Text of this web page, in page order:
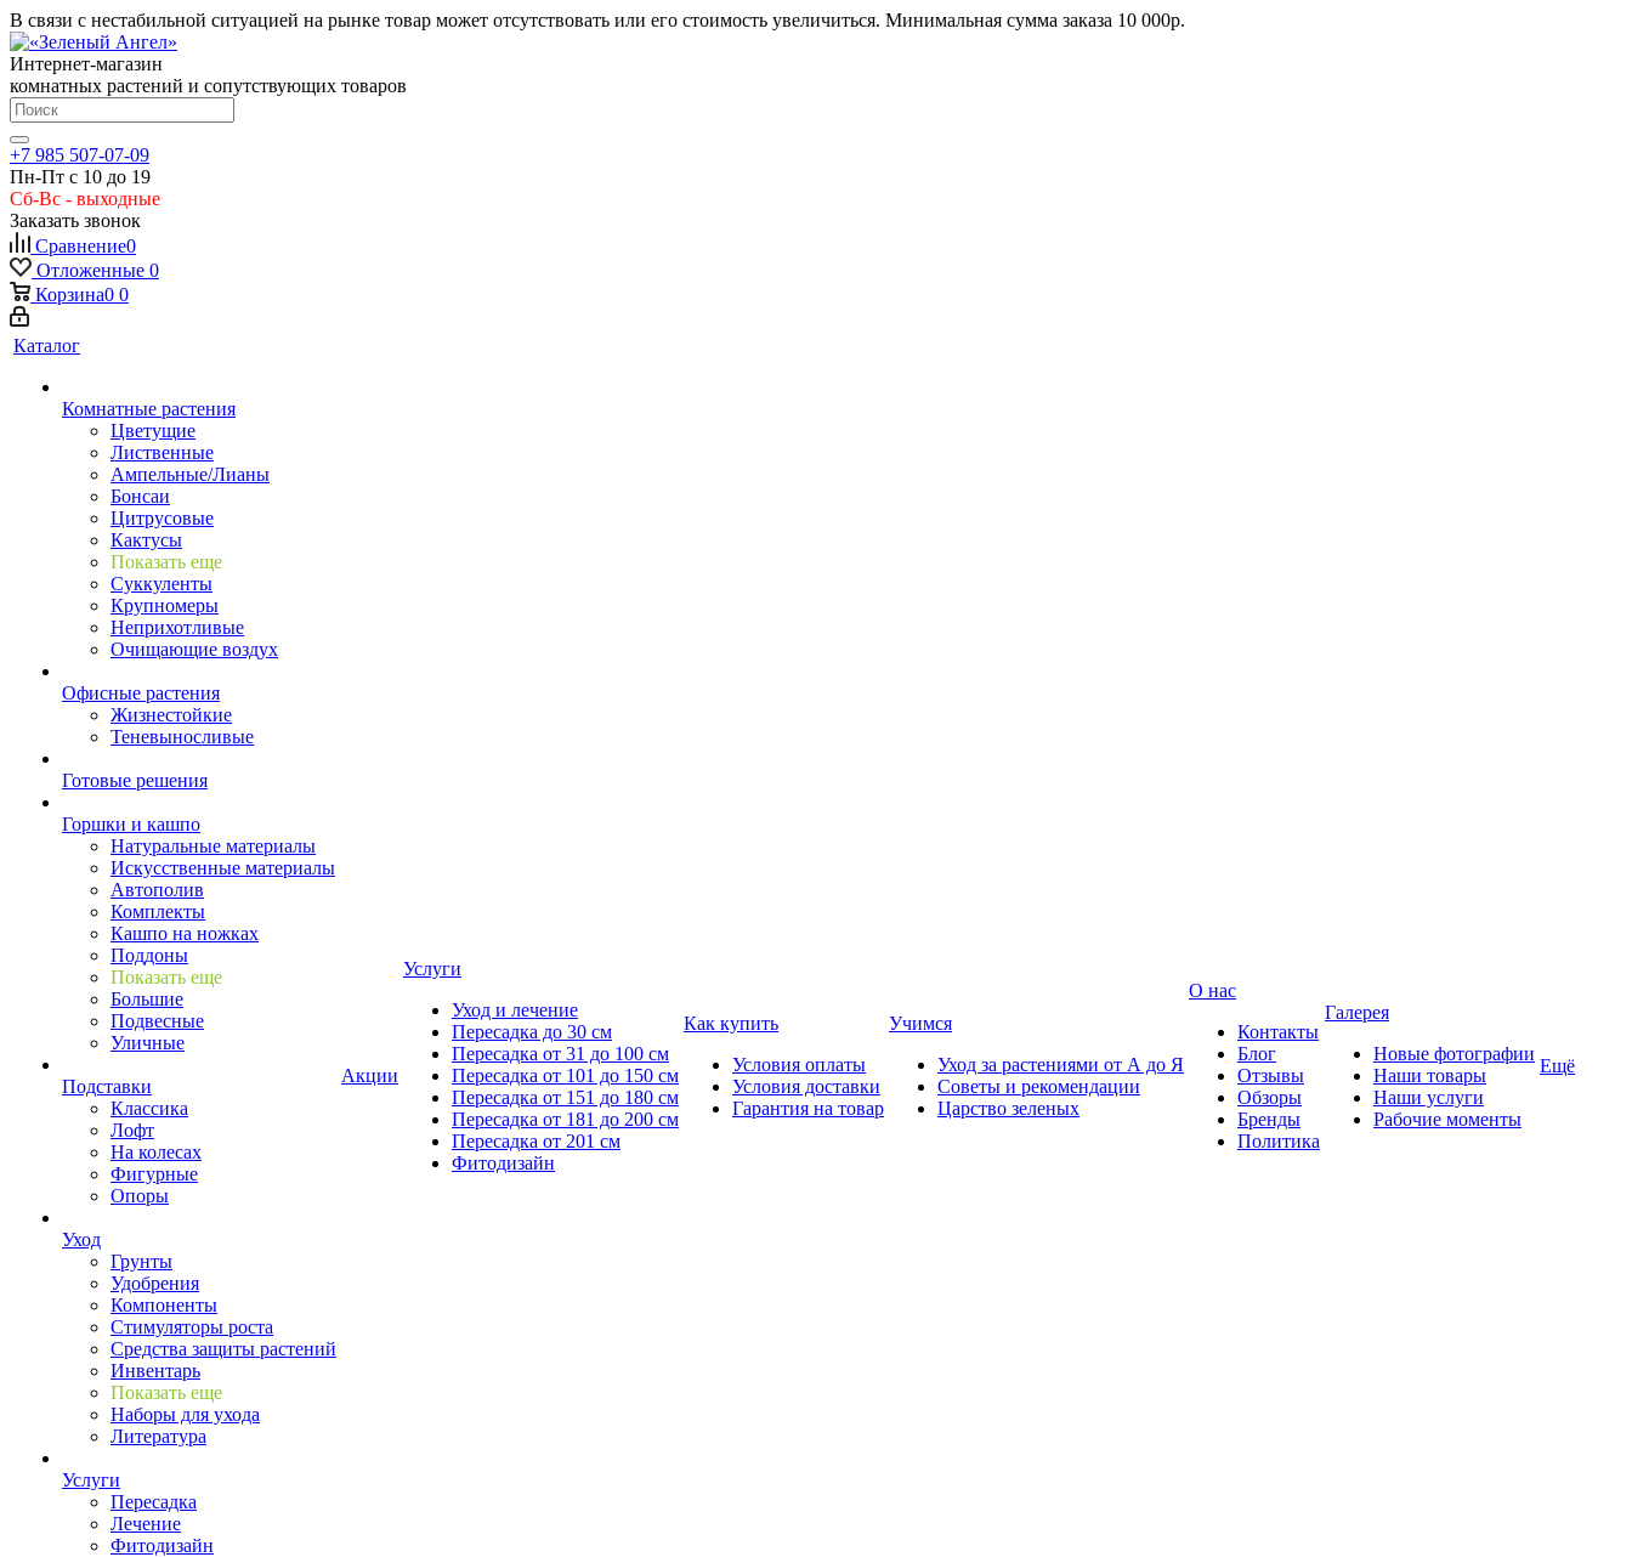
В связи с нестабильной ситуацией на рынке товар может отсутствовать или его стоимость увеличиться. Минимальная сумма заказа 10 000р.
Интернет-магазин
комнатных растений и сопутствующих товаров
+7 985 507-07-09
Пн-Пт с 10 до 19
Сб-Вс - выходные
Заказать звонок
Сравнение0
Отложенные 0
Корзина0 0
Каталог
Комнатные растения
Цветущие
Лиственные
Ампельные/Лианы
Бонсаи
Цитрусовые
Кактусы
Показать еще
Суккуленты
Крупномеры
Неприхотливые
Очищающие воздух
Офисные растения
Жизнестойкие
Теневыносливые
Готовые решения
Горшки и кашпо
Натуральные материалы
Искусственные материалы
Автополив
Комплекты
Кашпо на ножках
Поддоны
Показать еще
Большие
Подвесные
Уличные
Подставки
Классика
Лофт
На колесах
Фигурные
Опоры
Уход
Грунты
Удобрения
Компоненты
Стимуляторы роста
Средства защиты растений
Инвентарь
Показать еще
Наборы для ухода
Литература
Услуги
Пересадка
Лечение
Фитодизайн
Акции
Услуги
Уход и лечение
Пересадка до 30 см
Пересадка от 31 до 100 см
Пересадка от 101 до 150 см
Пересадка от 151 до 180 см
Пересадка от 181 до 200 см
Пересадка от 201 см
Фитодизайн
Как купить
Условия оплаты
Условия доставки
Гарантия на товар
Учимся
Уход за растениями от А до Я
Советы и рекомендации
Царство зеленых
О нас
Контакты
Блог
Отзывы
Обзоры
Бренды
Политика
Галерея
Новые фотографии
Наши товары
Наши услуги
Рабочие моменты
Ещё